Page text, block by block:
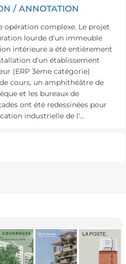
/ ANNOTATION
opération complexe. Le projet
lourde d'un immeuble
intérieure a été entièrement
d'un établissement
(ERP 3ème catégorie)
cours, un amphithéâtre de
et les bureaux de
ont été redessinées pour
industrielle de l'...